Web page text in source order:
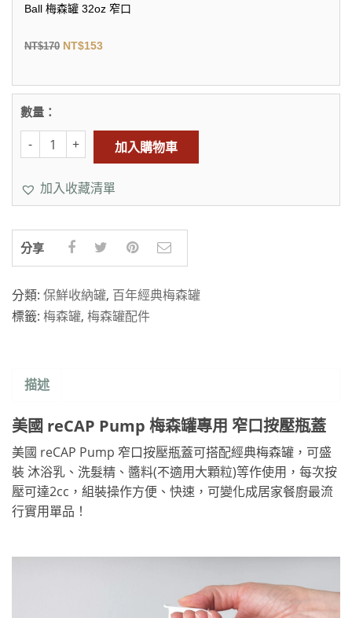
Ball 梅森罐 32oz 窄口
NT$170 NT$153
數量：
加入購物車
加入收藏清單
分享
分類: 保鮮收納罐, 百年經典梅森罐
標籤: 梅森罐, 梅森罐配件
描述
美國 reCAP Pump 梅森罐專用 窄口按壓瓶蓋
美國 reCAP Pump 窄口按壓瓶蓋可搭配經典梅森罐，可盛
裝 沐浴乳、洗髮精、醬料(不適用大顆粒)等作使用，每次按
壓可達2cc，組裝操作方便、快速，可變化成居家餐廚最流
行實用單品！